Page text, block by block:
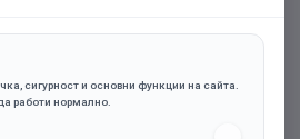
сигурност и основни функции на сайта.
работи нормално.